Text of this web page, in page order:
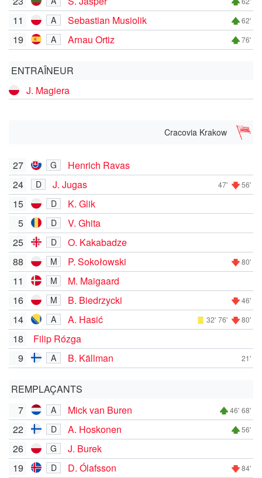
11 A Sebastian Musiolik 62'
19 A Arnau Ortiz 76'
ENTRAÎNEUR
J. Magiera
Cracovia Krakow
27 G
Henrich Ravas
24
D J. Jugas 47' 56'
15 D
K. Glik
5
D
V. Ghita
25
D
O. Kakabadze
88
M P. Sokołowski 80'
11 M
M. Maigaard
16
M B. Biedrzycki 46'
14 A A. Hasić 32' 76' 80'
18
Filip Rózga
9
A B. Källman 21'
REMPLAÇANTS
7
A Mick van Buren 46' 68'
22 D A. Hoskonen 56'
26 G
J. Burek
19
D D. Ólafsson 84'